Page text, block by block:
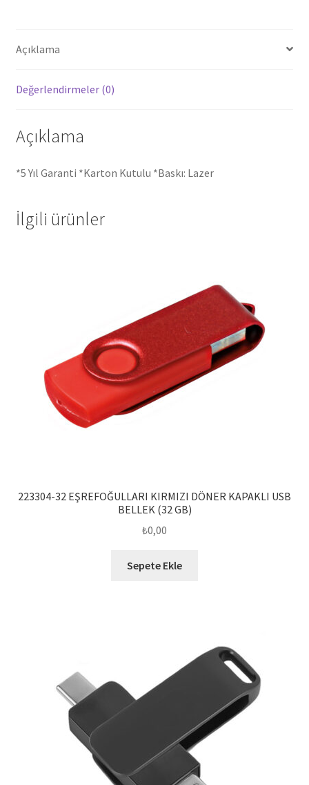
Açıklama
Değerlendirmeler (0)
Açıklama
*5 Yıl Garanti *Karton Kutulu *Baskı: Lazer
İlgili ürünler
223304-32 EŞREFOĞULLARI KIRMIZI DÖNER KAPAKLI USB
BELLEK (32 GB)
₺0,00
Sepete Ekle